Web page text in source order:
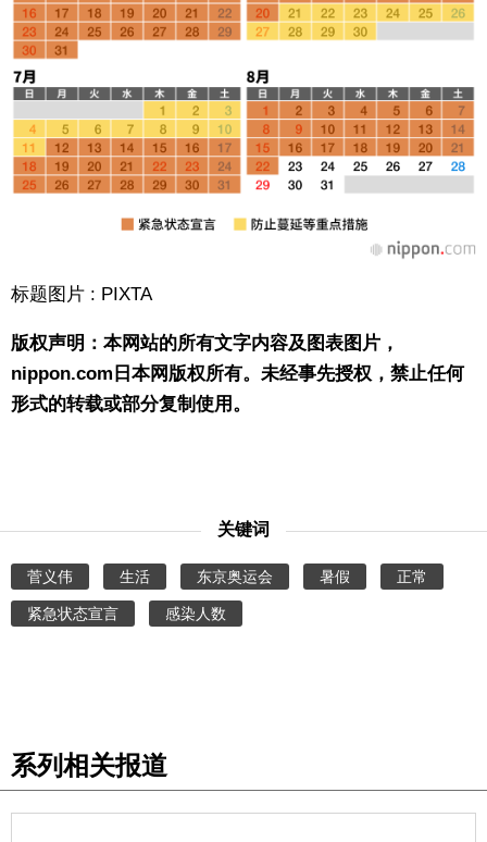
标题图片 : PIXTA
版权声明：本网站的所有文字内容及图表图片，
nippon.com日本网版权所有。未经事先授权，禁止任何
形式的转载或部分复制使用。
关键词
菅义伟 生活 东京奥运会 暑假 正常
紧急状态宣言 感染人数
系列相关报道